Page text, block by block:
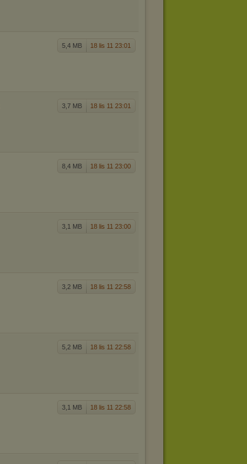
5,4 MB 18 lis 11 23:01
3,7 MB 18 lis 11 23:01
8,4 MB 18 lis 11 23:00
3,1 MB 18 lis 11 23:00
3,2 MB 18 lis 11 22:58
5,2 MB 18 lis 11 22:58
3,1 MB 18 lis 11 22:58